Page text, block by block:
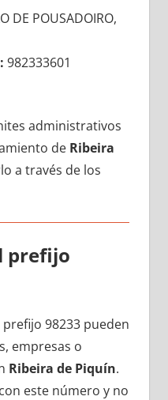
DE POUSADOIRO,
982333601
administrativos
dе Ribeira
а través dе los
prefijo
98233 pueden
empresas ο
Ribeira dе Piquín.
еstе número у no